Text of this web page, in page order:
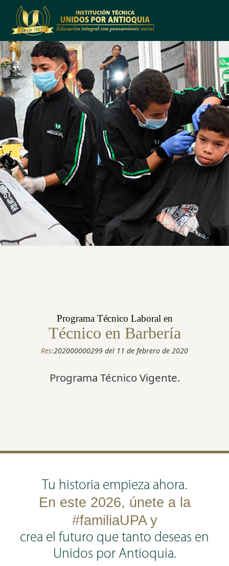
Programa Técnico Laboral en
Técnico en Barbería
Res:202000000299 del 11 de febrero de 2020
Programa Técnico Vigente.
Tu historia empieza ahora.
En este 2026, únete a la
#familiaUPA y
crea el futuro que tanto deseas en
Unidos por Antioquia.